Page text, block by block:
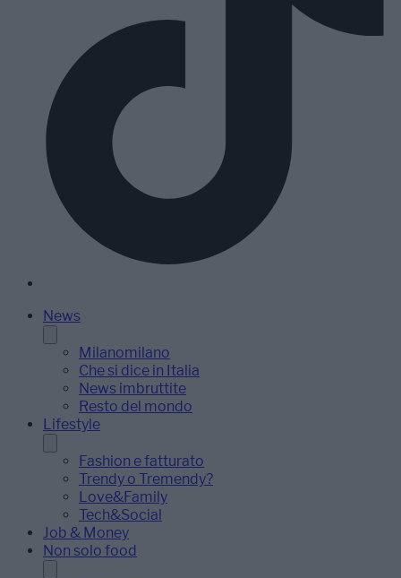
News
Milanomilano
Che si dice in Italia
News imbruttite
Resto del mondo
Lifestyle
Fashion e fatturato
Trendy o Tremendy?
Love&Family
Tech&Social
Job & Money
Non solo food